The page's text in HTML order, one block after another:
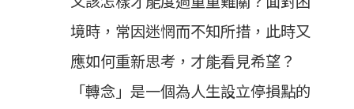
境時，常因迷惘而不知所措，此時又
應如何重新思考，才能看見希望？
「轉念」是一個為人生設立停損點的